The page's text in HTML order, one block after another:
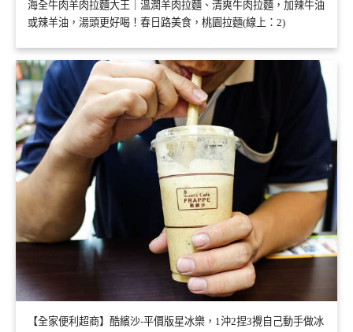
海全牛肉羊肉拉麵大王｜溫潤羊肉拉麵、清爽牛肉拉麵，加辣牛油
或辣羊油，湯頭更好喝！春日路美食，桃園拉麵(線上：2)
【全家便利超商】酷繽沙-平價版星冰樂，1沖2捏3攪自己動手做冰